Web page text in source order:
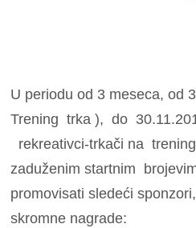
U periodu od 3 meseca, od
Trening trka ), do
rekreativci-trkači na
zaduženim startnim
promovisati sledeći
skromne nagrade: